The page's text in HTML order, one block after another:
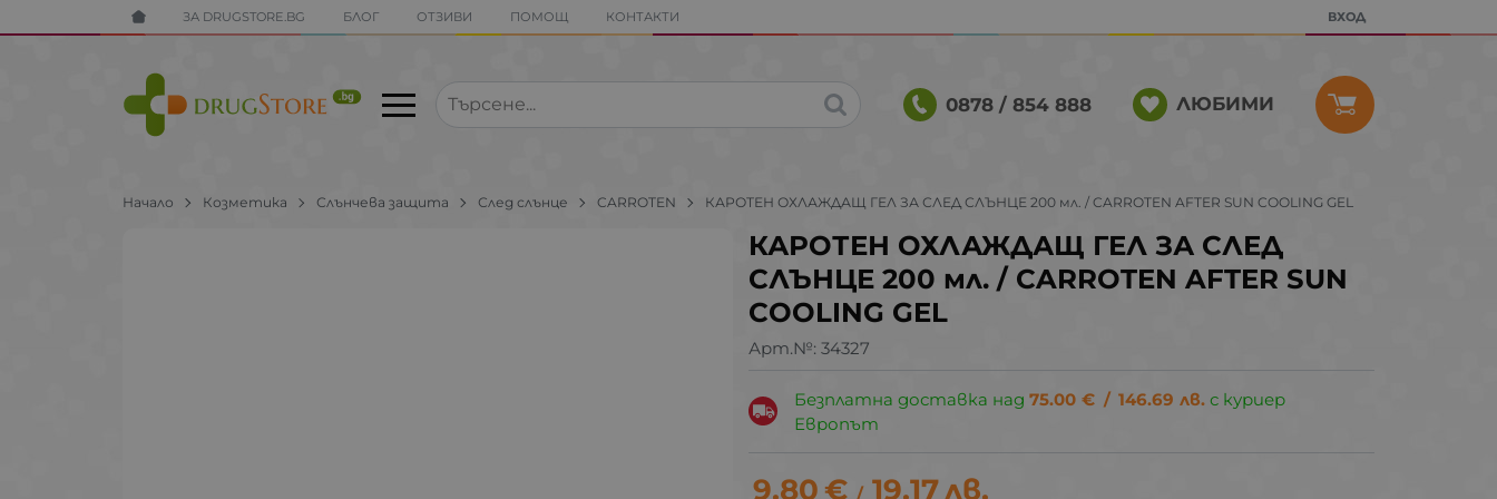
ЗА DRUGSTORE.BG БЛОГ ОТЗИВИ ПОМОЩ КОНТАКТИ ВХОД
0878 / 854 888 ЛЮБИМИ
Начало Козметика Слънчева защита След слънце CARROTEN КАРОТЕН ОХЛАЖДАЩ ГЕЛ ЗА СЛЕД СЛЪНЦЕ 200 мл. / CARROTEN AFTER SUN COOLING GEL
КАРОТЕН ОХЛАЖДАЩ ГЕЛ ЗА СЛЕД
СЛЪНЦЕ 200 мл. / CARROTEN AFTER SUN
COOLING GEL
Арт.№: 34327
Безплатна доставка над75.00 € / 146.69 лв. с куриер
Европът
9.80€ / 19.17лв.